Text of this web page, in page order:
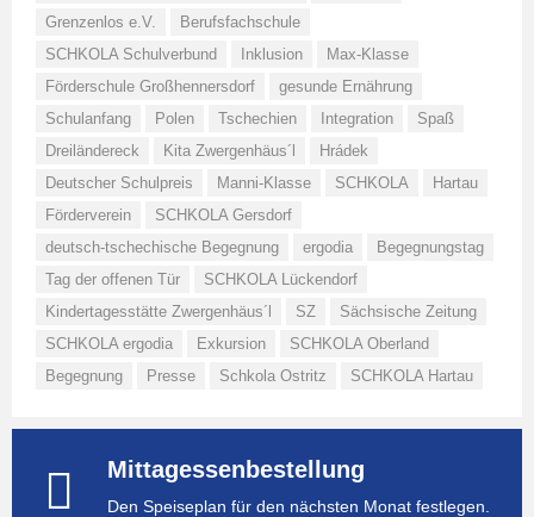
Grenzenlos e.V.
Berufsfachschule
SCHKOLA Schulverbund
Inklusion
Max-Klasse
Förderschule Großhennersdorf
gesunde Ernährung
Schulanfang
Polen Tschechien Integration
Spaß
Dreiländereck
Kita Zwergenhäus´l
Hrádek
Deutscher Schulpreis
Manni-Klasse SCHKOLA
Hartau
Förderverein
SCHKOLA Gersdorf
deutsch-tschechische Begegnung
ergodia
Begegnungstag
Tag der offenen Tür
SCHKOLA Lückendorf
Kindertagesstätte Zwergenhäus´l
SZ
Sächsische Zeitung
SCHKOLA ergodia
Exkursion
SCHKOLA Oberland
Begegnung
Presse Schkola Ostritz SCHKOLA Hartau
Mittagessenbestellung
Den Speiseplan für den nächsten Monat festlegen.